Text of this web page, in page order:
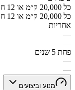
כל 20,000 ק״מ או 12 חודשים
כל 20,000 ק״מ או 12 חודשים
אחריות
—
—
פחת 5 שנים
—
—
מנוע וביצועים